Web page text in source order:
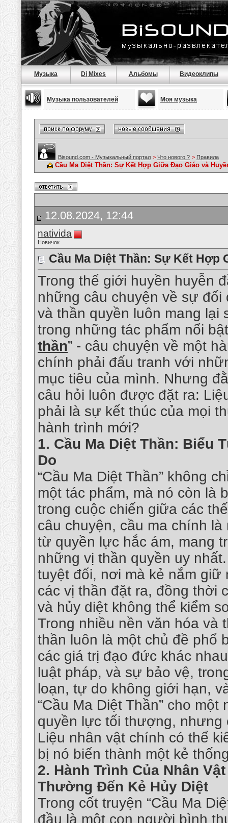
Музыка Dj Mixes Альбомы Видеоклипы
Музыка пользователей Моя музыка
Bisound.com - Музыкальный портал > Что нового ? > Правила
Cầu Ma Diệt Thần: Sự Kết Hợp Giữa Đạo Giáo và
12.08.2024, 12:44
nativida
Новичок
Cầu Ma Diệt Thần: Sự Kết Hợp
Trong thế giới huyền huyễn
những câu chuyện về sự
và thần quyền luôn mang lại
trong những tác phẩm nổi
thần” - câu chuyện về một
chính phải đấu tranh với
mục tiêu của mình. Nhưng
câu hỏi luôn được đặt ra:
phải là sự kết thúc của mọi
hành trình mới?
1. Cầu Ma Diệt Thần: Biểu
Do
“Cầu Ma Diệt Thần” không
một tác phẩm, mà nó còn là
trong cuộc chiến giữa các
câu chuyện, cầu ma chính
từ quyền lực hắc ám, mang
những vị thần quyền uy
tuyệt đối, nơi mà kẻ nắm
các vị thần đặt ra, đồng thời
và hủy diệt không thể kiểm
Trong nhiều nền văn hóa và
thần luôn là một chủ đề phổ
các giá trị đạo đức khác
luật pháp, và sự bảo vệ,
loạn, tự do không giới hạn,
“Cầu Ma Diệt Thần” cho
quyền lực tối thượng, nhưng
Liệu nhân vật chính có thể
bị nó biến thành một kẻ
2. Hành Trình Của Nhân
Thường Đến Kẻ Hủy Diệt
Trong cốt truyện “Cầu Ma
đầu là một con người bình